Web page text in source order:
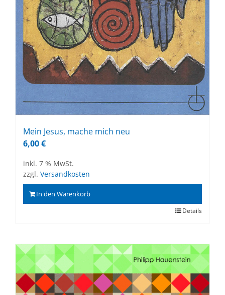
Mein Je­sus, ma­che mich neu
6,00€
inkl. 7 % MwSt.
zzgl. Versandkosten
In den Warenkorb
Details